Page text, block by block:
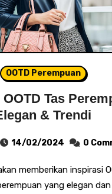
OOTD Perempuan
Tas
& Trendi
14/02/2024 0
yang elegan